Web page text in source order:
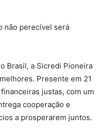
não perecível será
Brasil, a Sicredi Pioneira
Presente em 21
justas, com um
cooperação e
a prosperarem juntos.